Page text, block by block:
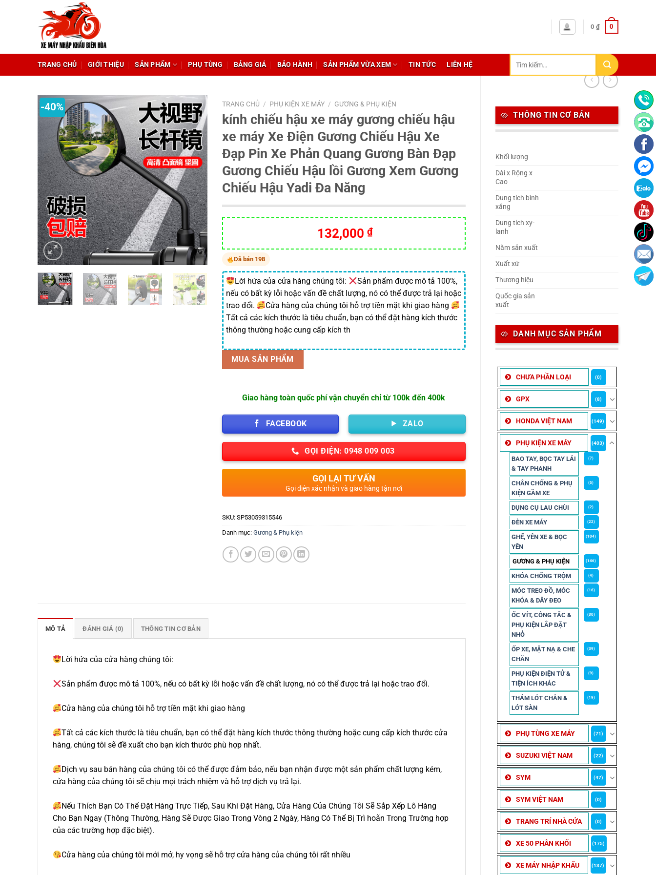
0 ₫ 0
TRANG CHỦ GIỚI THIỆU SẢN PHẨM PHỤ TÙNG BẢNG GIÁ BẢO HÀNH SẢN PHẨM VỪA XEM TIN TỨC LIÊN HỆ
kiếm:
THÔNG TIN CƠ BẢN
Khối lượng
Dài x Rộng x
Cao
Dung tích bình
xăng
Dung tích xy-
lanh
Năm sản xuất
Xuất xứ
Thương hiệu
Quốc gia sản
xuất
DANH MỤC SẢN PHẨM
CHƯA PHẦN LOẠI (0)
GPX (8)
HONDA VIỆT NAM (149)
PHỤ KIỆN XE MÁY (403)
BAO TAY, BỌC TAY LÁI
& TAY PHANH
(7)
CHÂN CHỐNG & PHỤ
KIỆN GẦM XE
(5)
DỤNG CỤ LAU CHÙI (2)
ĐÈN XE MÁY (22)
GHẾ, YÊN XE & BỌC
YÊN
(104)
GƯƠNG & PHỤ KIỆN (146)
KHÓA CHỐNG TRỘM (4)
MÓC TREO ĐỒ, MÓC
KHÓA & DÂY ĐEO
(16)
ỐC VÍT, CÔNG TẮC &
PHỤ KIỆN LẮP ĐẶT
NHỎ
(30)
ỐP XE, MẶT NẠ & CHE
CHẮN
(39)
PHỤ KIỆN ĐIỆN TỬ &
TIỆN ÍCH KHÁC
(9)
THẢM LÓT CHÂN &
LÓT SÀN
(19)
PHỤ TÙNG XE MÁY (71)
SUZUKI VIỆT NAM (22)
SYM (47)
SYM VIỆT NAM (0)
TRANG TRÍ NHÀ CỬA (0)
XE 50 PHÂN KHỐI (175)
XE MÁY NHẬP KHẨU (137)
-40% TRANG CHỦ / PHỤ KIỆN XE MÁY / GƯƠNG & PHỤ KIỆN
kính chiếu hậu xe máy gương chiếu hậu
xe máy Xe Điện Gương Chiếu Hậu Xe
Đạp Pin Xe Phản Quang Gương Bàn Đạp
Gương Chiếu Hậu lồi Gương Xem Gương
Chiếu Hậu Yadi Đa Năng
Giá
gốc
218,900 ₫.
132,000 ₫Giá
hiện
là:
132,000 ₫.
Đã bán 198
Lời hứa của cửa hàng chúng tôi:
Sản phẩm được mô tả 100%,
nếu có bất kỳ lỗi hoặc vấn đề chất lượng, nó có thể được trả lại hoặc
trao đổi.
Cửa hàng của chúng tôi hỗ trợ tiền mặt khi giao hàng
Tất cả các kích thước là tiêu chuẩn, bạn có thể đặt hàng kích thước
thông thường hoặc cung cấp kích th
MUA SẢN PHẨM
Giao hàng toàn quốc phí vận chuyển chỉ từ 100k đến 400k
FACEBOOK ZALO
GỌI ĐIỆN: 0948 009 003
GỌI LẠI TƯ VẤN
Gọi điện xác nhận và giao hàng tận nơi
SKU: SP53059315546
Danh mục: Gương & Phụ kiện
MÔ TẢ ĐÁNH GIÁ (0) THÔNG TIN CƠ BẢN
Lời hứa của cửa hàng chúng tôi:
Sản phẩm được mô tả 100%, nếu có bất kỳ lỗi hoặc vấn đề chất lượng, nó có thể được trả lại hoặc trao đổi.
Cửa hàng của chúng tôi hỗ trợ tiền mặt khi giao hàng
Tất cả các kích thước là tiêu chuẩn, bạn có thể đặt hàng kích thước thông thường hoặc cung cấp kích thước cửa
hàng, chúng tôi sẽ đề xuất cho bạn kích thước phù hợp nhất.
Dịch vụ sau bán hàng của chúng tôi có thể được đảm bảo, nếu bạn nhận được một sản phẩm chất lượng kém,
cửa hàng của chúng tôi sẽ chịu mọi trách nhiệm và hỗ trợ dịch vụ trả lại.
Nếu Thích Bạn Có Thể Đặt Hàng Trực Tiếp, Sau Khi Đặt Hàng, Cửa Hàng Của Chúng Tôi Sẽ Sắp Xếp Lô Hàng
Cho Bạn Ngay (Thông Thường, Hàng Sẽ Được Giao Trong Vòng 2 Ngày, Hàng Có Thể Bị Trì hoãn Trong Trường hợp
của các trường hợp đặc biệt).
Cửa hàng của chúng tôi mới mở, hy vọng sẽ hỗ trợ cửa hàng của chúng tôi rất nhiều